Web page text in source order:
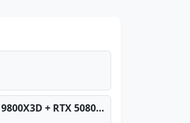
PC TOP en tiempos de Crisis DDR5 + 9800X3D + RTX 5080 [2026][2400€]